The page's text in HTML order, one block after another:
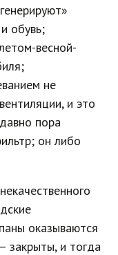
обувь;
весной-
не
и это
пора
он либо
оказываются
закрыты, и тогда